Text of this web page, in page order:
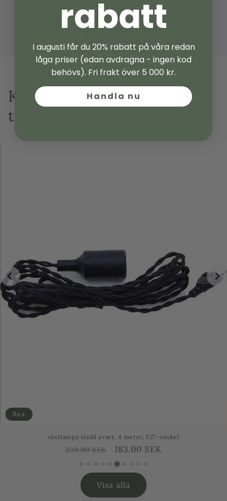
Visa alla
Komplettera med rätt
tillbehör
Rea
växtlampa sladd svart, 4 meter, E27-sockel
Ordinarie
239.00 SEK Försäljningspris
183.00 SEK
Visa alla
rabatt
I augusti får du 20% rabatt på våra redan
låga priser (edan avdragna - ingen kod
behövs). Fri frakt över 5 000 kr.
Handla nu